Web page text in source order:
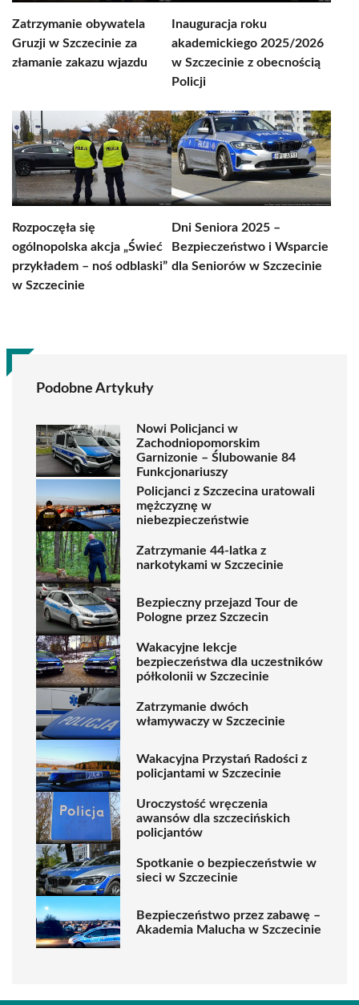
Zatrzymanie obywatela
Gruzji w Szczecinie za
złamanie zakazu wjazdu
Inauguracja roku
akademickiego 2025/2026
w Szczecinie z obecnością
Policji
Rozpoczęła się
ogólnopolska akcja „Świeć
przykładem – noś odblaski”
w Szczecinie
Dni Seniora 2025 –
Bezpieczeństwo i Wsparcie
dla Seniorów w Szczecinie
Podobne Artykuły
Nowi Policjanci w
Zachodniopomorskim
Garnizonie – Ślubowanie 84
Funkcjonariuszy
Policjanci z Szczecina uratowali
mężczyznę w
niebezpieczeństwie
Zatrzymanie 44-latka z
narkotykami w Szczecinie
Bezpieczny przejazd Tour de
Pologne przez Szczecin
Wakacyjne lekcje
bezpieczeństwa dla uczestników
półkolonii w Szczecinie
Zatrzymanie dwóch
włamywaczy w Szczecinie
Wakacyjna Przystań Radości z
policjantami w Szczecinie
Uroczystość wręczenia
awansów dla szczecińskich
policjantów
Spotkanie o bezpieczeństwie w
sieci w Szczecinie
Bezpieczeństwo przez zabawę –
Akademia Malucha w Szczecinie